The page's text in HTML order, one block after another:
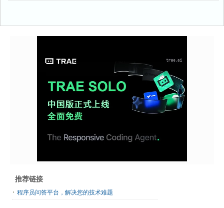
推荐链接
程序员问答平台，解决您的技术难题